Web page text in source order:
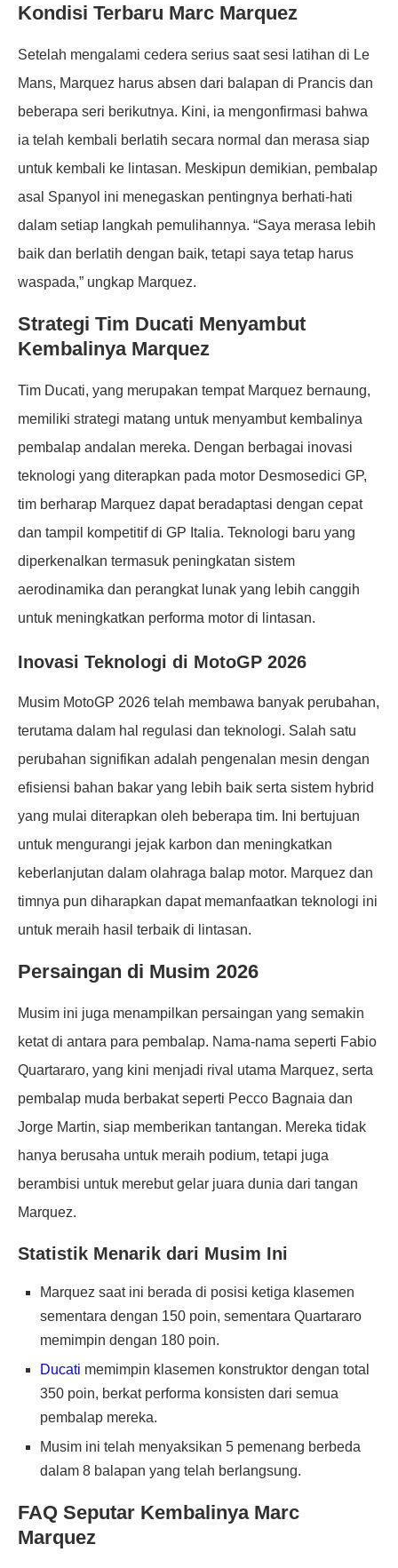
Kondisi Terbaru Marc Marquez
Setelah mengalami cedera serius saat sesi latihan di Le
Mans, Marquez harus absen dari balapan di Prancis dan
beberapa seri berikutnya. Kini, ia mengonfirmasi bahwa
ia telah kembali berlatih secara normal dan merasa siap
untuk kembali ke lintasan. Meskipun demikian, pembalap
asal Spanyol ini menegaskan pentingnya berhati-hati
dalam setiap langkah pemulihannya. “Saya merasa lebih
baik dan berlatih dengan baik, tetapi saya tetap harus
waspada,” ungkap Marquez.
Strategi Tim Ducati Menyambut
Kembalinya Marquez
Tim Ducati, yang merupakan tempat Marquez bernaung,
memiliki strategi matang untuk menyambut kembalinya
pembalap andalan mereka. Dengan berbagai inovasi
teknologi yang diterapkan pada motor Desmosedici GP,
tim berharap Marquez dapat beradaptasi dengan cepat
dan tampil kompetitif di GP Italia. Teknologi baru yang
diperkenalkan termasuk peningkatan sistem
aerodinamika dan perangkat lunak yang lebih canggih
untuk meningkatkan performa motor di lintasan.
Inovasi Teknologi di MotoGP 2026
Musim MotoGP 2026 telah membawa banyak perubahan,
terutama dalam hal regulasi dan teknologi. Salah satu
perubahan signifikan adalah pengenalan mesin dengan
efisiensi bahan bakar yang lebih baik serta sistem hybrid
yang mulai diterapkan oleh beberapa tim. Ini bertujuan
untuk mengurangi jejak karbon dan meningkatkan
keberlanjutan dalam olahraga balap motor. Marquez dan
timnya pun diharapkan dapat memanfaatkan teknologi ini
untuk meraih hasil terbaik di lintasan.
Persaingan di Musim 2026
Musim ini juga menampilkan persaingan yang semakin
ketat di antara para pembalap. Nama-nama seperti Fabio
Quartararo, yang kini menjadi rival utama Marquez, serta
pembalap muda berbakat seperti Pecco Bagnaia dan
Jorge Martin, siap memberikan tantangan. Mereka tidak
hanya berusaha untuk meraih podium, tetapi juga
berambisi untuk merebut gelar juara dunia dari tangan
Marquez.
Statistik Menarik dari Musim Ini
Marquez saat ini berada di posisi ketiga klasemen
sementara dengan 150 poin, sementara Quartararo
memimpin dengan 180 poin.
Ducati memimpin klasemen konstruktor dengan total
350 poin, berkat performa konsisten dari semua
pembalap mereka.
Musim ini telah menyaksikan 5 pemenang berbeda
dalam 8 balapan yang telah berlangsung.
FAQ Seputar Kembalinya Marc
Marquez